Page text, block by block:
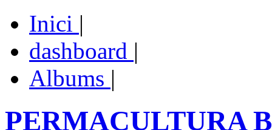
Inici |
dashboard |
Albums |
PERMACULTURA